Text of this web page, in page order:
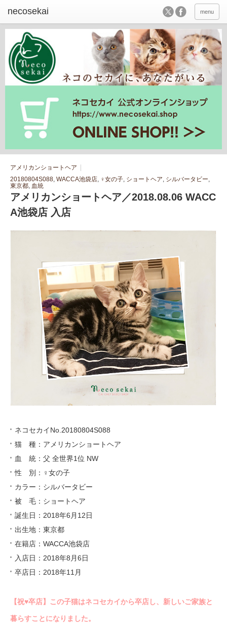
menu
アメリカンショートヘア
20180804S088, WACCA池袋店, ♀女の子, ショートヘア, シルバータビー,
東京都, 血統
アメリカンショートヘア／2018.08.06 WACC
A池袋店 入店
ネコセカイNo.20180804S088
猫 種：アメリカンショートヘア
血 統：父 全世界1位 NW
性 別：♀女の子
カラー：シルバータビー
被 毛：ショートヘア
誕生日：2018年6月12日
出生地：東京都
在籍店：WACCA池袋店
入店日：2018年8月6日
卒店日：2018年11月
【祝♥︎卒店】この子猫はネコセカイから卒店し、新しいご家族と
暮らすことになりました。